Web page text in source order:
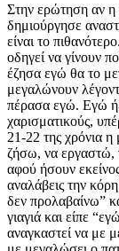
Στην ερώτηση αν η
δημιούργησε
είναι το
οδηγεί να γίνουν
έζησα εγώ θα το
μεγαλώνουν
πέρασα εγώ. Εγώ
χαρισματικούς,
21-22 της χρόνια
ζήσω, να εργαστώ,
αφού ήσουν
αναλάβεις την
δεν προλαβαίνω”
γιαγιά και είπε
αναγκαστεί να με